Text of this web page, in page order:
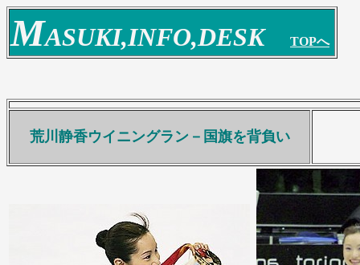
MASUKI,INFO,DESK TOPへ
荒川静香ウイニングラン－国旗を背負い